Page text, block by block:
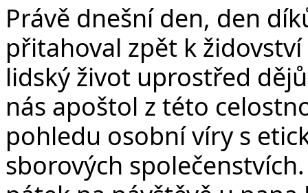
Právě dnešní den, den
přitahoval zpět k
lidský život uprostřed
nás apoštol z této
pohledu osobní víry s
sborových